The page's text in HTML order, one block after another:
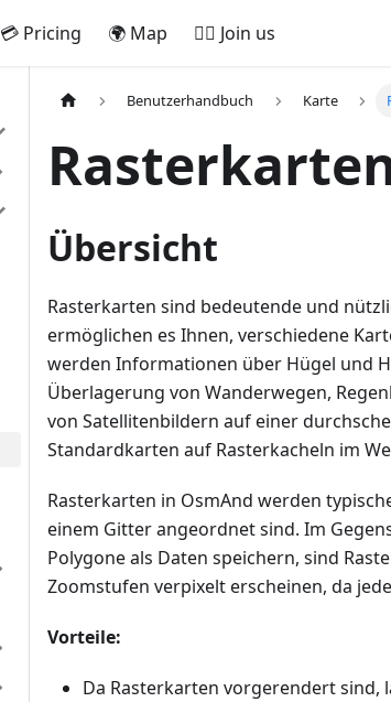
💳 Pricing 🌍 Map 🚵‍♂️ Join us
Benutzerhandbuch Karte
Übersicht
Rasterkarten sind bedeutende und
ermöglichen es Ihnen, verschiedene
werden Informationen über Hügel und
Überlagerung von Wanderwegen,
von Satellitenbildern auf einer
Standardkarten auf Rasterkacheln im
Rasterkarten in OsmAnd werden
einem Gitter angeordnet sind. Im
Polygone als Daten speichern, sind
Zoomstufen verpixelt erscheinen, da
Vorteile:
Da Rasterkarten vorgerendert sind,